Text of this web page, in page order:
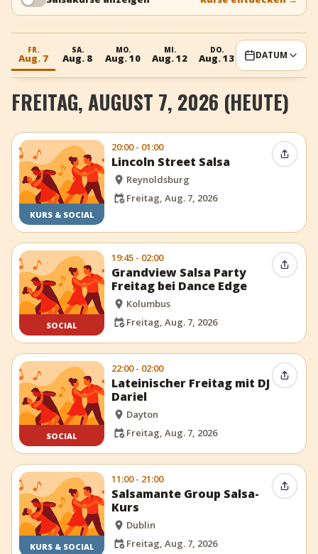
+ Event hinzufügen
FR.
Aug. 7
SA.
Aug. 8
MO.
Aug. 10
MI.
Aug. 12
DO.
Aug. 13 Aug. 14
SA.
Aug.
DATUM
FREITAG, AUGUST 7, 2026 (HEUTE)
KURS & SOCIAL
20:00 - 01:00
Lincoln Street Salsa
Reynoldsburg
Freitag, Aug. 7, 2026
Event
SOCIAL
19:45 - 02:00
Grandview Salsa Party
Freitag bei Dance Edge
Kolumbus
Freitag, Aug. 7, 2026
Event
SOCIAL
22:00 - 02:00
Lateinischer Freitag mit DJ
Dariel
Dayton
Freitag, Aug. 7, 2026
Event
KURS & SOCIAL
11:00 - 21:00
Salsamante Group Salsa-
Kurs
Dublin
Freitag, Aug. 7, 2026
Event